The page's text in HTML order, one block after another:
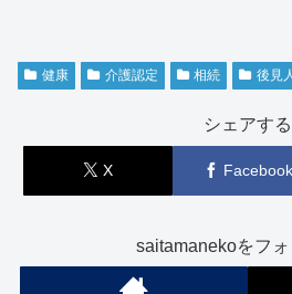
健康 介護認定 相続 後見
シェアする
X Facebook
saitamanekoをフ